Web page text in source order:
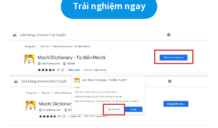
Trải nghiệm ngay